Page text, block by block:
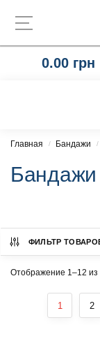
0.00 грн
Главная / Бандажи /
Бандажи
ФИЛЬТР
Отображение 1–12 из
1 2